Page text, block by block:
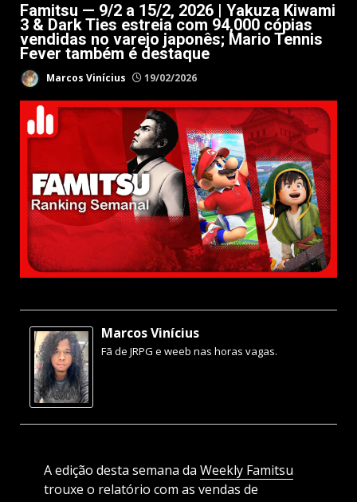
Famitsu — 9/2 a 15/2, 2026 | Yakuza Kiwami
3 & Dark Ties estreia com 94,000 cópias
vendidas no varejo japonês; Mario Tennis
Fever também é destaque
Marcos Vinícius 19/02/2026
Marcos Vinícius
Fã de JRPG e weeb nas horas vagas.
A edição desta semana da Weekly Famitsu
trouxe o relatório com as vendas de